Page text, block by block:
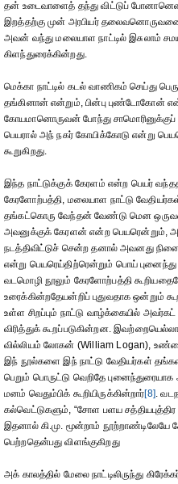
தன் உடைவாளைத் தந்து விட்டுப்
இறத்தற்கு முன் அரபியர்
அவன் வந்து மலையாள நாட்டில் இசுலாம்
கிளந்துரைக்கின்றது.
மெக்கா நாட்டில் கடல் வாணிகம் செய்து
தங்கினான் என்றும், பின்பு புண்டோகோன்
கோயமானொருவன் போந்து
பெயரால் அந் நகர் கோயிக்கோடு என்று
கூறுகிறது.
இந்த நாட்டுக்குக் கேரளம் என்ற பெயர்
கேரளோற்பத்தி, மலையாள நாட்டு
தங்கட்கொரு வேந்தன் வேண்டு மென
அவனுக்குக் கேரளன் என்ற பெயரென்றும்,
நடத்திவிட்டுச் சென்ற தனால் அவனது
என்று பெயரெய்திற்ரென்றும் பொய் புனைந்து
வடமொழி நூலும் கேரளோற்பத்தி கூறியதையே
உரைக்கின்றதேயன்றிப் புதுவதாக ஒன்றும்
உள்ள சிறப்பும் நாட்டு வாழ்க்கையில் அவர்கட்
விரித்துக் கூறப்படுகின்றன.
வில்லியம் லோகன் (William Logan),
இந் நூல்களை இந் நாட்டு வேதியர்கள் தங்கள்
பெறும் பொருட்டு வெறிதே
மனம் வெதும்பிக் கூறியிருக்கின்றார்[8].
கல்வெட்டுகளும், “சோள பளய சத்தியபுத்திர
இதனால் கி.மு. மூன்றாம் நூற்றாண்டிலேயே
பெற்றதென்பது விளங்குகிறது
அக் காலத்தில் மேலை நாட்டிலிருந்து